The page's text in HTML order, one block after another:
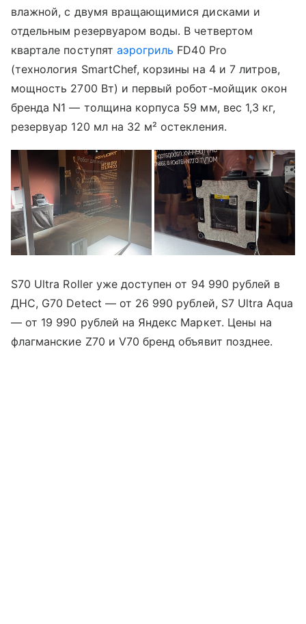
влажной, с двумя вращающимися дисками и
отдельным резервуаром воды. В четвертом
квартале поступят аэрогриль FD40 Pro
(технология SmartChef, корзины на 4 и 7 литров,
мощность 2700 Вт) и первый робот-мойщик окон
бренда N1 — толщина корпуса 59 мм, вес 1,3 кг,
резервуар 120 мл на 32 м² остекления.
S70 Ultra Roller уже доступен от 94 990 рублей в
ДНС, G70 Detect — от 26 990 рублей, S7 Ultra Aqua
— от 19 990 рублей на Яндекс Маркет. Цены на
флагманские Z70 и V70 бренд объявит позднее.